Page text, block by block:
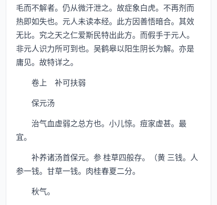
毛而不解者。仍从微汗泄之。故症象白虎。不再剂而
热即如失也。元人未读本经。此方因善悟暗合。其效
无比。究之天之仁爱斯民特出此方。而假手于元人。
非元人识力所可到也。吴鹤皋以阳生阴长为解。亦是
庸见。故特详之。
卷上 补可扶弱
保元汤
治气血虚弱之总方也。小儿惊。痘家虚甚。最
宜。
补养诸汤首保元。参 桂草四般存。（黄 三钱。人
参一钱。甘草一钱。肉桂春夏二分。
秋气。